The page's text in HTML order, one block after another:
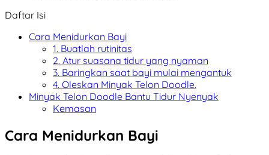
Daftar Isi
Cara Menidurkan Bayi
1. Buatlah rutinitas
2. Atur suasana tidur yang nyaman
3. Baringkan saat bayi mulai mengantuk
4. Oleskan Minyak Telon Doodle.
Minyak Telon Doodle Bantu Tidur Nyenyak
Kemasan
Cara Menidurkan Bayi